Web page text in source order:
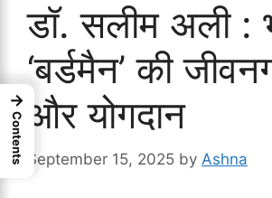
डॉ. सलीम अली :
‘बर्डमैन’ की
और योगदान
September 15, 2025 by Ashna
→
Contents